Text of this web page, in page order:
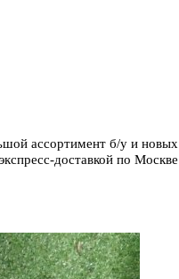
ассортимент б/у и
доставкой по